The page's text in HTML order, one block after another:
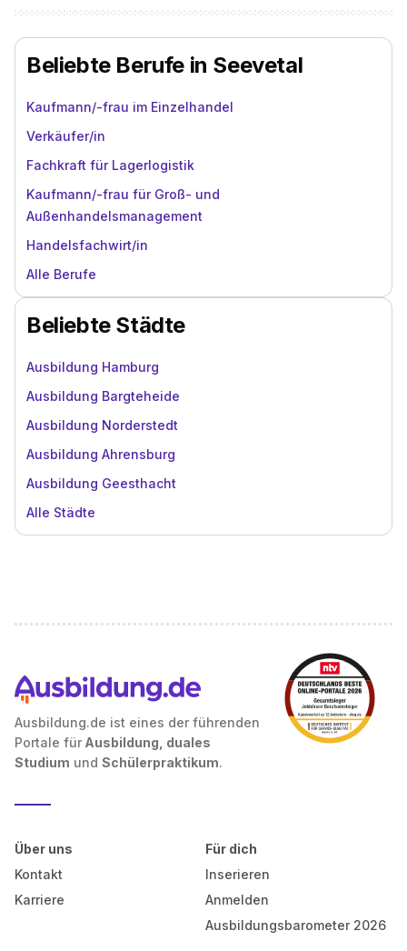
Beliebte Berufe in Seevetal
Kaufmann/-frau im Einzelhandel
Verkäufer/in
Fachkraft für Lagerlogistik
Kaufmann/-frau für Groß- und
Außenhandelsmanagement
Handelsfachwirt/in
Alle Berufe
Beliebte Städte
Ausbildung Hamburg
Ausbildung Bargteheide
Ausbildung Norderstedt
Ausbildung Ahrensburg
Ausbildung Geesthacht
Alle Städte
Ausbildung.de ist eines der führenden
Portale für Ausbildung, duales
Studium und Schülerpraktikum.
Über uns
Kontakt
Karriere
Für dich
Inserieren
Anmelden
Ausbildungsbarometer 2026